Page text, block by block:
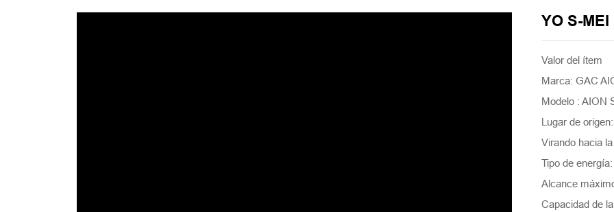
YO S-MEI
Valor del ítem
Marca: GAC
Modelo : AION
Lugar de
Virando hacia
Tipo de
Alcance
Capacidad de